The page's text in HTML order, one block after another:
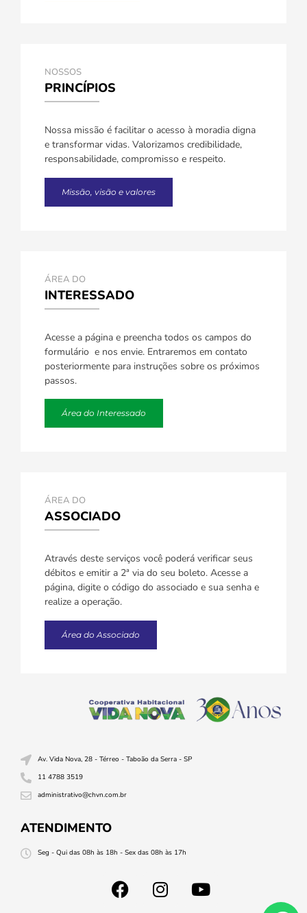
NOSSOS
PRINCÍPIOS
Nossa missão é facilitar o acesso à moradia digna
e transformar vidas. Valorizamos credibilidade,
responsabilidade, compromisso e respeito.
Missão, visão e valores
ÁREA DO
INTERESSADO
Acesse a página e preencha todos os campos do
formulário e nos envie. Entraremos em contato
posteriormente para instruções sobre os próximos
passos.
Área do Interessado
ÁREA DO
ASSOCIADO
Através deste serviços você poderá verificar seus
débitos e emitir a 2ª via do seu boleto. Acesse a
página, digite o código do associado e sua senha e
realize a operação.
Área do Associado
Av. Vida Nova, 28 - Térreo - Taboão da Serra - SP
11 4788 3519
administrativo@chvn.com.br
ATENDIMENTO
Seg - Qui das 08h às 18h - Sex das 08h às 17h